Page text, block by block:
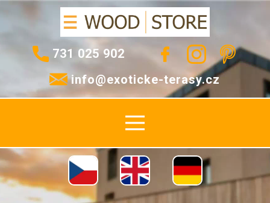
​731 025 902
info@exoticke-terasy.cz
E-SHOP
TERASOVÁ A FASÁDNÍ
PRKNA
PŘÍSLUŠENSTVÍ
MONTÁŽ
CENÍKY